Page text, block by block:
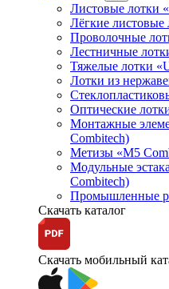
Листовые лотки
Лёгкие листовые
Проволочные
Лестничные
Тяжелые лотки
Лотки из
Оптические
Монтажные
Combitech)
Метизы «M5
Модульные
Combitech)
Промышленные
Скачать каталог
Скачать мобильный